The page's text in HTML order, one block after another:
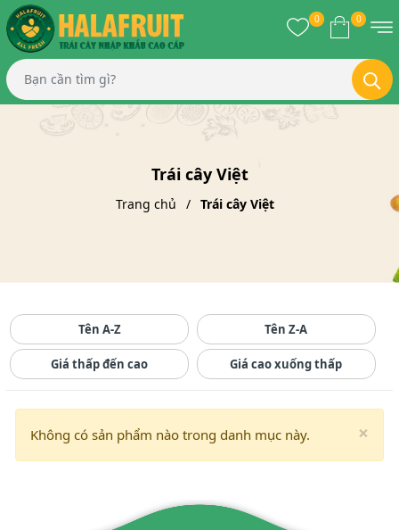
0 0
Trái cây Việt
Trang chủ Trái cây Việt
Tên A-Z Tên Z-A
Giá thấp đến cao Giá cao xuống thấp
×
Không có sản phẩm nào trong danh mục này.